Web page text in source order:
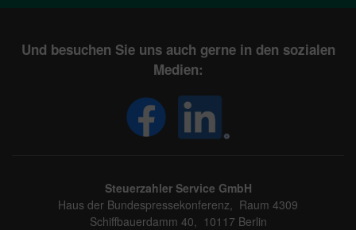
Und besuchen Sie uns auch gerne in den sozialen
Medien:
Steuerzahler Service GmbH
Haus der Bundespressekonferenz, Raum 4309
Schiffbauerdamm 40, 10117 Berlin